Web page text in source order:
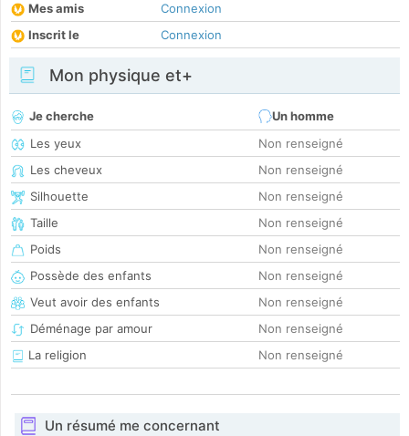
Mes amis
Connexion
Inscrit le
Connexion
Mon physique et+
Je cherche
Un homme
Les yeux
Non renseigné
Les cheveux
Non renseigné
Silhouette
Non renseigné
Taille
Non renseigné
Poids
Non renseigné
Possède des enfants
Non renseigné
Veut avoir des enfants
Non renseigné
Déménage par amour
Non renseigné
La religion
Non renseigné
Un résumé me concernant